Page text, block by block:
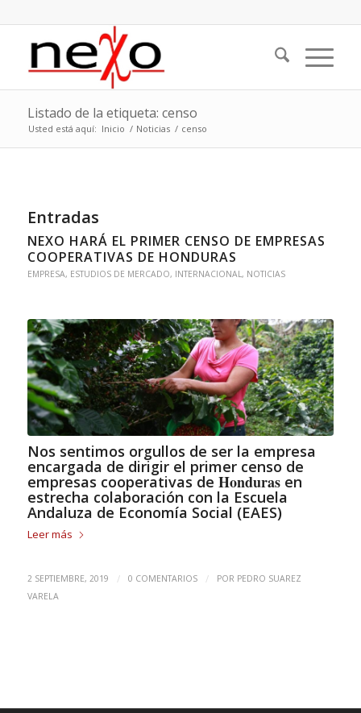
Listado de la etiqueta: censo
Usted está aquí: Inicio / Noticias / censo
Entradas
NEXO HARÁ EL PRIMER CENSO DE EMPRESAS
COOPERATIVAS DE HONDURAS
EMPRESA, ESTUDIOS DE MERCADO, INTERNACIONAL, NOTICIAS
Nos sentimos orgullos de ser la empresa
encargada de dirigir el primer censo de
empresas cooperativas de Hondurasen
estrecha colaboración con la Escuela
Andaluza de Economía Social (EAES)
Leer más
2 SEPTIEMBRE, 2019 / 0 COMENTARIOS / POR PEDRO SUAREZ
VARELA